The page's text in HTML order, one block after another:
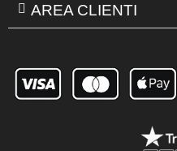
AREA CLIENTI